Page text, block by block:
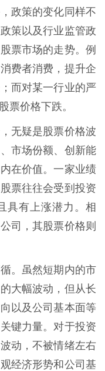
政策的变化同样不
策以及行业监管政
票市场的走势。例
费者消费，提升企
而对某一行业的严
票价格下跌。
无疑是股票价格波
市场份额、创新能
在价值。一家业绩
票往往会受到投资
具有上涨潜力。相
司，其股票价格则
。虽然短期内的市
大幅波动，但从长
以及公司基本面等
键力量。对于投资
动，不被情绪左右
经济形势和公司基